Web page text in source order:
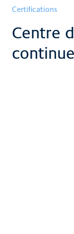
Certifications
Centre